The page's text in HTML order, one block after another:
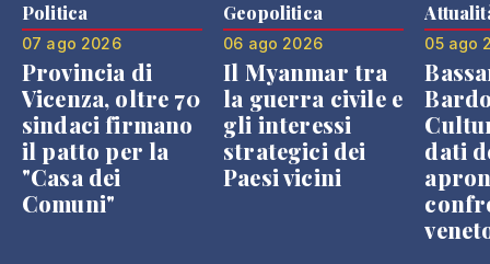
Politica
07 ago 2026
Provincia di
Vicenza, oltre 70
sindaci firmano
il patto per la
"Casa dei
Comuni"
Geopolitica
06 ago 2026
Il Myanmar tra
la guerra civile e
gli interessi
strategici dei
Paesi vicini
05 ago
dati